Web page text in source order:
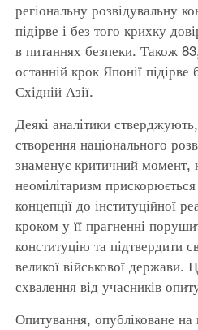
регіональну розвідувальну
підірве і без того крихку
в питаннях безпеки. Також
останній крок Японії підірве
Східній Азії.
Деякі аналітики
створення національного
знаменує критичний момент,
неомілітаризм прискорюється
концепції до інституційної
кроком у її прагненні
конституцію та підтвердити
великої військової держави.
схвалення від учасників
Опитування, опубліковане